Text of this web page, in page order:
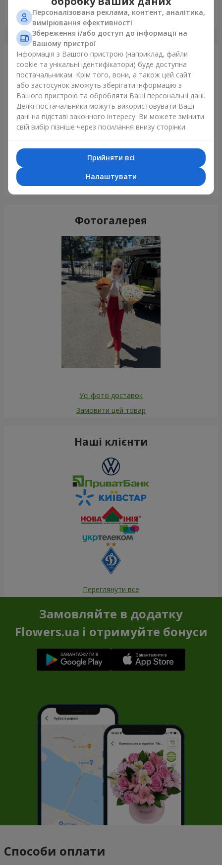
5
Спасибо. Все замечательно.
Щойно доставили
Романтичний букет "Небеса"
Фотогалерея
Усі фото доставок
Замовити цей товар
Наші клієнти
Переглянути все
Замовляйте в додатку
Flowers.ua і отримуйте бонуси
Способи оплати
Персоналізована реклама, контент, аналітика,
вимірювання ефективності
Збереження і/або доступ до інформації на
Вашому пристрої
Інформація з Вашого пристрою (наприклад, файли
cookie та унікальні ідентифікатори) буде доступна
постачальникам. Крім того, вони, а також цей сайт
або застосунок зможуть зберігати інформацію з
Вашого пристрою та обробляти Ваші персональні дані.
Деякі постачальники можуть використовувати Ваші
дані на підставі законного інтересу. Ви можете змінити
свій вибір пізніше через посилання внизу сторінки.
Прийняти всі
Налаштувати